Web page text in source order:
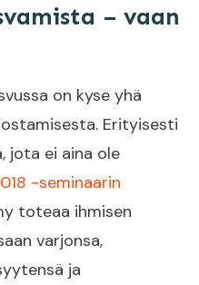
– vaan
on kyse yhä
Erityisesti
jota ei aina ole
-seminaarin
toteaa ihmisen
varjonsa,
ja